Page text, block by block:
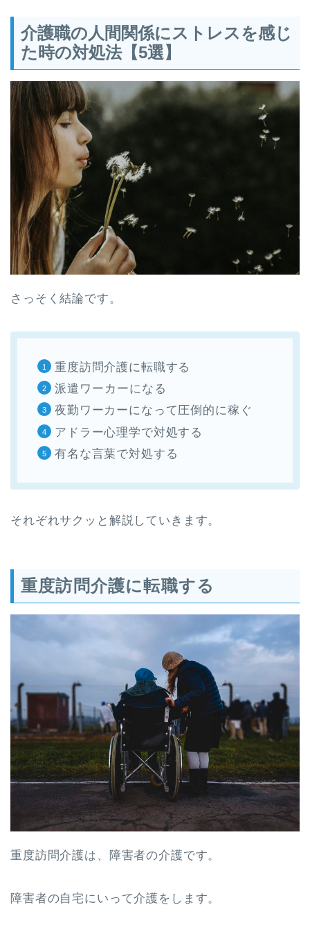
介護職の人間関係にストレスを感じ
た時の対処法【5選】
さっそく結論です。
重度訪問介護に転職する
派遣ワーカーになる
夜勤ワーカーになって圧倒的に稼ぐ
アドラー心理学で対処する
有名な言葉で対処する
それぞれサクッと解説していきます。
重度訪問介護に転職する
重度訪問介護は、障害者の介護です。
障害者の自宅にいって介護をします。